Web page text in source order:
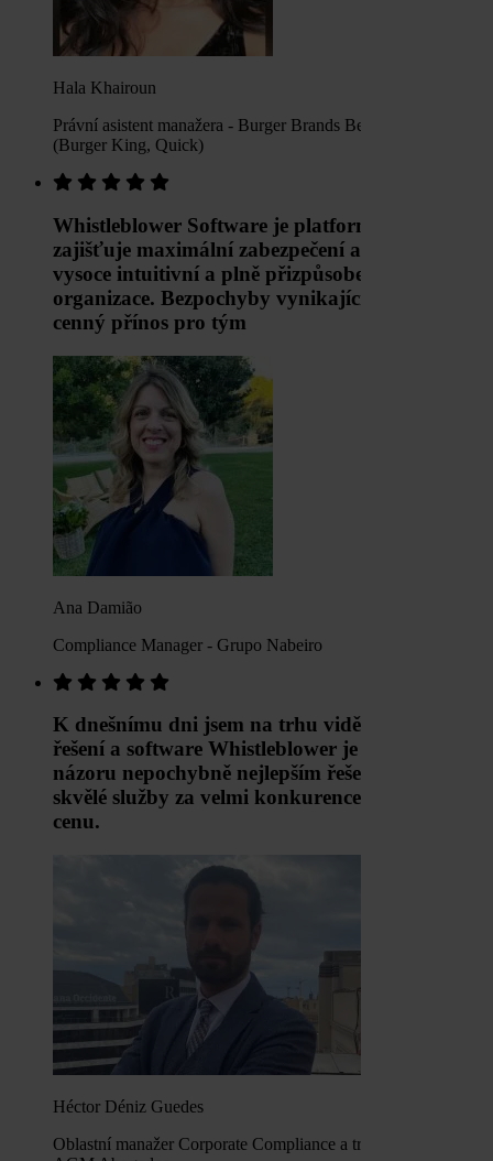
Hala Khairoun
Právní asistent manažera - Burger Brands Belgium SA
(Burger King, Quick)
Whistleblower Software je platforma, která
zajišťuje maximální zabezpečení a přitom je
vysoce intuitivní a plně přizpůsobená struktuře
organizace. Bezpochyby vynikající zdroj a
cenný přínos pro tým
Ana Damião
Compliance Manager - Grupo Nabeiro
K dnešnímu dni jsem na trhu viděl mnoho
řešení a software Whistleblower je podle mého
názoru nepochybně nejlepším řešením. Nabízí
skvělé služby za velmi konkurenceschopnou
cenu.
Héctor Déniz Guedes
Oblastní manažer Corporate Compliance a trestní právník -